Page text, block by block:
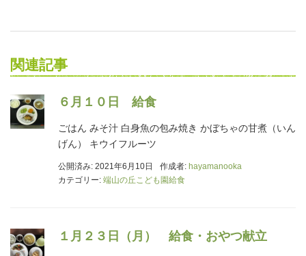
関連記事
６月１０日 給食
ごはん みそ汁 白身魚の包み焼き かぼちゃの甘煮（いん
げん） キウイフルーツ
公開済み: 2021年6月10日 作成者: hayamanooka
カテゴリー: 端山の丘こども園給食
１月２３日（月） 給食・おやつ献立